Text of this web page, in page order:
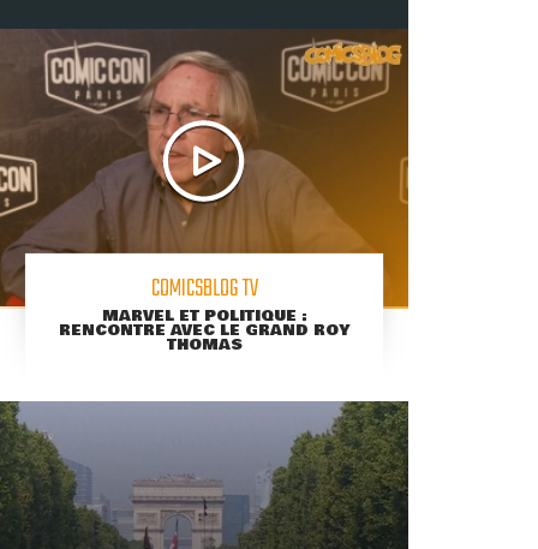
COMICSBLOG TV
MARVEL ET POLITIQUE :
RENCONTRE AVEC LE GRAND ROY
THOMAS